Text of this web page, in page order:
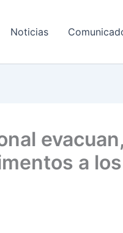
Noticias
evacuan,
a los